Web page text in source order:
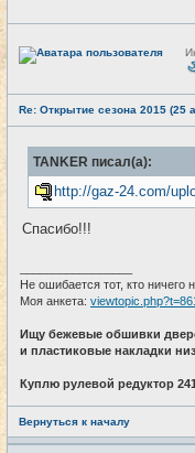
Н
е
е
т
и
Re: Открытие сезона 2015 (25
TANKER писал(а):
http://gaz-24.com/
Спасибо!!!
Не ошибается тот, кто ничего
Моя анкета:
Ищу бежевые обшивки
и пластиковые накладки
Куплю рулевой редуктор
Вернуться к началу